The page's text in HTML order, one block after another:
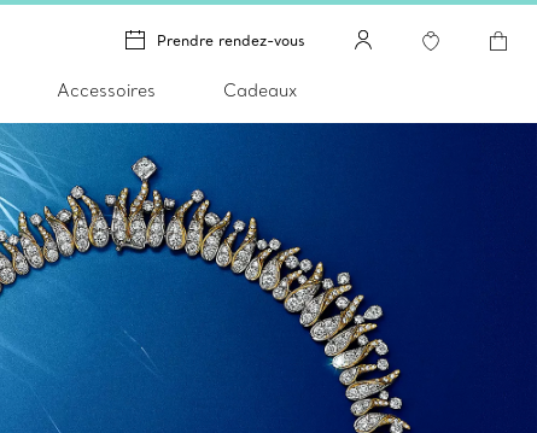
Prendre rendez-vous
Accessoires Cadeaux